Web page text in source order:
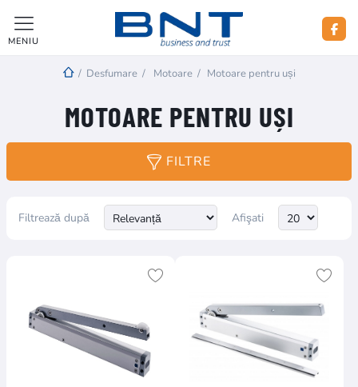
MENIU
/ Desfumare / Motoare / Motoare pentru uși
MOTOARE PENTRU UȘI
FILTRE
Filtrează după Afişati